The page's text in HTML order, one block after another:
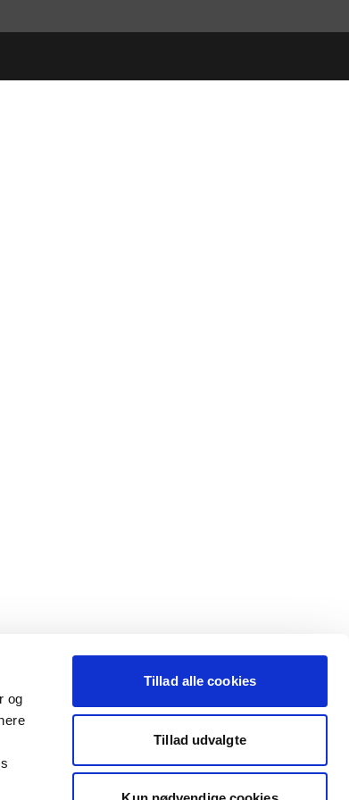
og
Tillad alle cookies
Tillad udvalgte